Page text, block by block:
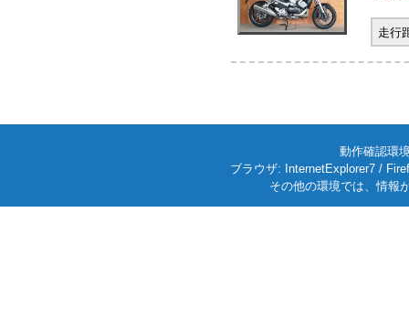
走行
動作確認環
ブラウザ: InternetExplorer7 /
その他の環境では、情報